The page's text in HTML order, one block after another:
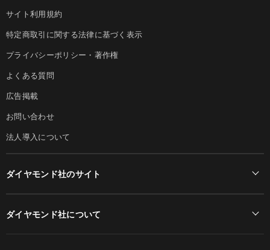
サイト利用規約
特定商取引に関する法律に基づく表示
プライバシーポリシー・著作権
よくある質問
広告掲載
お問い合わせ
法人導入について
ダイヤモンド社のサイト
ダイヤモンド社について